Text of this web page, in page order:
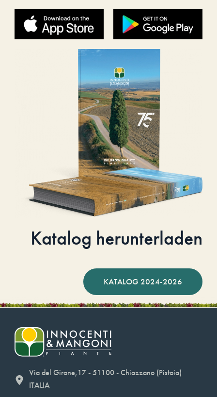
Katalog herunterladen
KATALOG 2024-2026
Via del Girone,17 - 51100 - Chiazzano (Pistoia)
ITALIA